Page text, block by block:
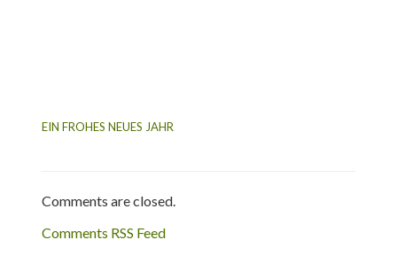
EIN FROHES NEUES JAHR
Comments are closed.
Comments RSS Feed